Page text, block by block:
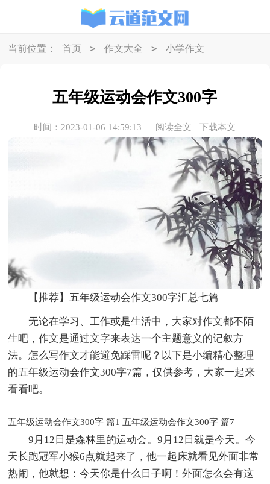
当前位置： 首页 > 作文大全 > 小学作文
五年级运动会作文300字
时间：2023-01-06 14:59:13 阅读全文 下载本文
【推荐】五年级运动会作文300字汇总七篇
无论在学习、工作或是生活中，大家对作文都不陌
生吧，作文是通过文字来表达一个主题意义的记叙方
法。怎么写作文才能避免踩雷呢？以下是小编精心整理
的五年级运动会作文300字7篇，仅供参考，大家一起来
看看吧。
五年级运动会作文300字 篇1
9月12日是森林里的运动会。9月12日就是今天。今
天长跑冠军小猴6点就起来了，他一起床就看见外面非常
热闹，他就想：今天你是什么日子啊！外面怎么会有这
五年级运动会作文300字 篇7